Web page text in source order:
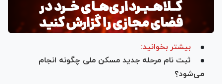
بیشتر بخوانید:
ثبت نام مرحله جدید مسکن ملی چگونه انجام
می‌شود؟